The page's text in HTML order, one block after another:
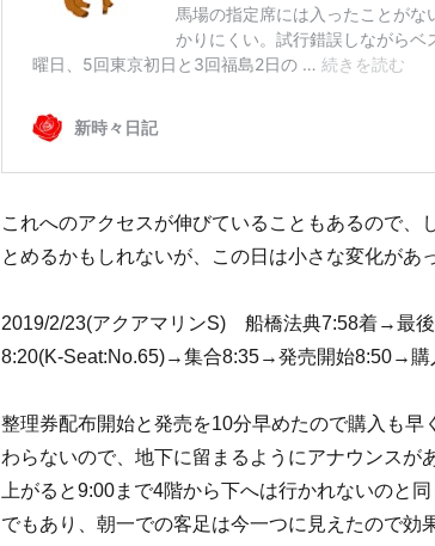
これへのアクセスが伸びていることもあるので、
とめるかもしれないが、この日は小さな変化があ
2019/2/23(アクアマリンS) 船橋法典7:58着→最
8:20(K-Seat:No.65)→集合8:35→発売開始8:50→購
整理券配布開始と発売を10分早めたので購入も早
わらないので、地下に留まるようにアナウンスが
上がると9:00まで4階から下へは行かれないのと
でもあり、朝一での客足は今一つに見えたので効